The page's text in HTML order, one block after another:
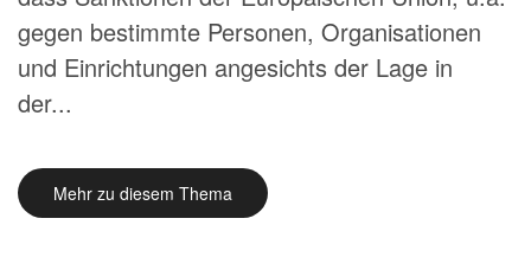
gegen bestimmte Personen, Organisationen
und Einrichtungen angesichts der Lage in
der...
Mehr zu diesem Thema